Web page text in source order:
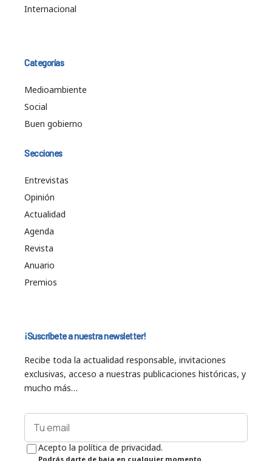
Internacional
Categorías
Medioambiente
Social
Buen gobierno
Secciones
Entrevistas
Opinión
Actualidad
Agenda
Revista
Anuario
Premios
¡Suscríbete a nuestra newsletter!
Recibe toda la actualidad responsable, invitaciones
exclusivas, acceso a nuestras publicaciones históricas, y
mucho más…
Acepto la política de privacidad.
Podrás darte de baja en cualquier momento.